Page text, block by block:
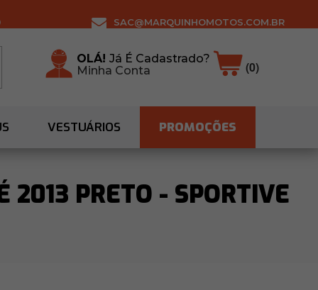
SAC@MARQUINHOMOTOS.COM.BR
OLÁ!Já É Cadastrado?
Minha Conta
(0)
VESTUÁRIOS PROMOÇÕES
PRETO - SPORTIVE